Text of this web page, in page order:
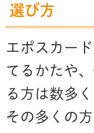
選び方
エポスカー
てるかたや
る方は数多
その多くの